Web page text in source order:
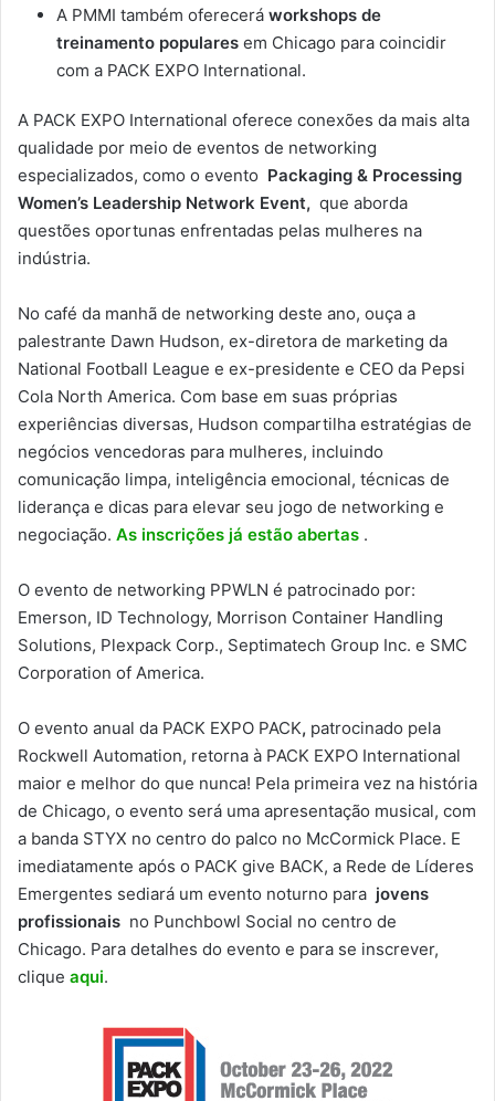
A PMMI também oferecerá workshops de
treinamento populares em Chicago para coincidir
com a PACK EXPO International.
A PACK EXPO International oferece conexões da mais alta
qualidade por meio de eventos de networking
especializados, como o evento Packaging & Processing
Women’s Leadership Network Event, que aborda
questões oportunas enfrentadas pelas mulheres na
indústria.
No café da manhã de networking deste ano, ouça a
palestrante Dawn Hudson, ex-diretora de marketing da
National Football League e ex-presidente e CEO da Pepsi
Cola North America. Com base em suas próprias
experiências diversas, Hudson compartilha estratégias de
negócios vencedoras para mulheres, incluindo
comunicação limpa, inteligência emocional, técnicas de
liderança e dicas para elevar seu jogo de networking e
negociação. As inscrições já estão abertas .
O evento de networking PPWLN é patrocinado por:
Emerson, ID Technology, Morrison Container Handling
Solutions, Plexpack Corp., Septimatech Group Inc. e SMC
Corporation of America.
O evento anual da PACK EXPO PACK, patrocinado pela
Rockwell Automation, retorna à PACK EXPO International
maior e melhor do que nunca! Pela primeira vez na história
de Chicago, o evento será uma apresentação musical, com
a banda STYX no centro do palco no McCormick Place. E
imediatamente após o PACK give BACK, a Rede de Líderes
Emergentes sediará um evento noturno para jovens
profissionais no Punchbowl Social no centro de
Chicago. Para detalhes do evento e para se inscrever,
clique aqui.